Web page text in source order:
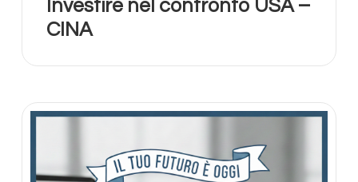
Investire nel confronto USA –
CINA